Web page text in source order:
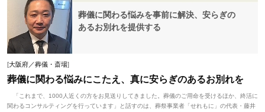
葬儀に関わる悩みを事前に解決、安らぎの
あるお別れを提供する
[大阪府／葬儀・斎場]
葬儀に関わる悩みにこたえ、真に安らぎのあるお別れを
「これまで、1000人近くの方をお見送りしてきました。葬儀のご用命を受けるほか、終活に
関わるコンサルティングを行っています」と話すのは、葬祭事業者「せれもに」の代表・藤井